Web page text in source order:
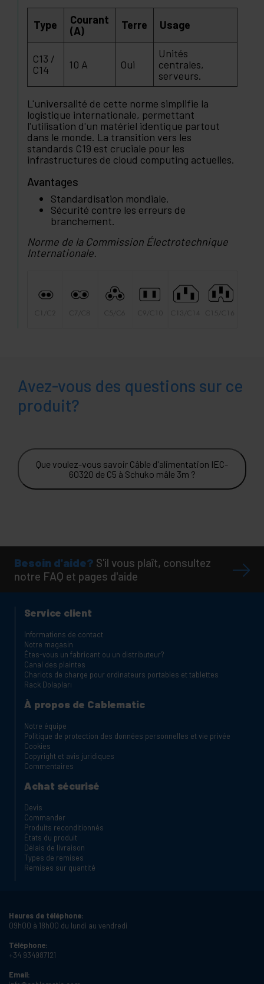
Type
Courant
(A)
Terre Usage
C13 /
C14
10 A Oui
Unités
centrales,
serveurs.
L'universalité de cette norme simplifie la
logistique internationale, permettant
l'utilisation d'un matériel identique partout
dans le monde. La transition vers les
standards C19 est cruciale pour les
infrastructures de cloud computing actuelles.
Avantages
Standardisation mondiale.
Sécurité contre les erreurs de
branchement.
Norme de la Commission Électrotechnique
Internationale.
Avez-vous des questions sur ce
produit?
Que voulez-vous savoir Câble d'alimentation IEC-
60320 de C5 à Schuko mâle 3m ?
Besoin d'aide? S'il vous plaît, consultez
notre FAQ et pages d'aide
Service client
Informations de contact
Notre magasin
Êtes-vous un fabricant ou un distributeur?
Canal des plaintes
Chariots de charge pour ordinateurs portables et tablettes
Rack Dolapları
À propos de Cablematic
Notre équipe
Politique de protection des données personnelles et vie privée
Cookies
Copyright et avis juridiques
Commentaires
Achat sécurisé
Devis
Commander
Produits reconditionnés
États du produit
Délais de livraison
Types de remises
Remises sur quantité
Heures de téléphone:
09h00 à 18h00 du lundi au vendredi
Téléphone:
+34 934987121
Email: